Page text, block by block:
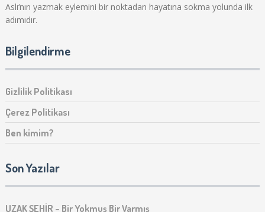
Aslı‘nın yazmak eylemini bir noktadan hayatına sokma yolunda ilk
adımıdır.
Bilgilendirme
Gizlilik Politikası
Çerez Politikası
Ben kimim?
Son Yazılar
UZAK ŞEHİR – Bir Yokmuş Bir Varmış